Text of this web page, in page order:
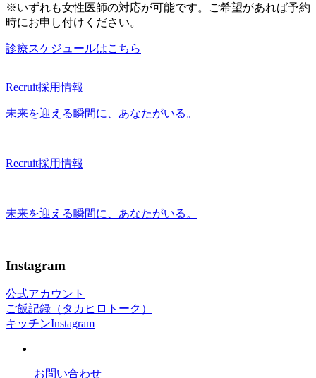
※いずれも女性医師の対応が可能です。ご希望があれば予約
時にお申し付けください。
診療スケジュールはこちら
Recruit採用情報
未来を迎える瞬間に、あなたがいる。
Recruit採用情報
未来を迎える瞬間に、あなたがいる。
Instagram
公式アカウント
ご飯記録（タカヒロトーク）
キッチンInstagram
お問い合わせ